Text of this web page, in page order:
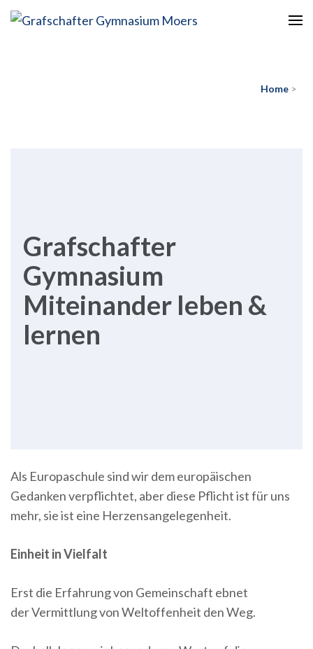
Home >
Grafschafter
Gymnasium
Miteinander leben &
lernen
Als Europaschule sind wir dem europäischen
Gedanken verpflichtet, aber diese Pflicht ist für uns
mehr, sie ist eine Herzensangelegenheit.
Einheit in Vielfalt
Erst die Erfahrung von Gemeinschaft ebnet
der Vermittlung von Weltoffenheit den Weg.